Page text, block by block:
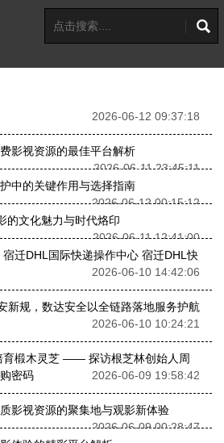
2026-06-12 09:37:18
影视资源的最佳平台解析
2026-06-11 23:45:11
中的关键作用与选择指南
2026-06-12 00:15:12
的文化魅力与时代烙印
2026-06-11 12:41:00
迁DHL国际快递操作中心 宿迁DHL快
2026-06-10 14:42:06
新规，数达安全以全链路落地服务护航
2026-06-10 10:24:21
育椴木灵芝 —— 探访根芝林创始人周
密码
2026-06-09 19:58:42
影视资源的聚集地与观影新体验
2026-06-09 00:28:47